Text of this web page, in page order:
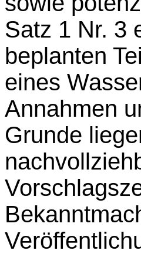
Satz 1 Nr. 3
beplanten
eines
Annahmen
Grunde